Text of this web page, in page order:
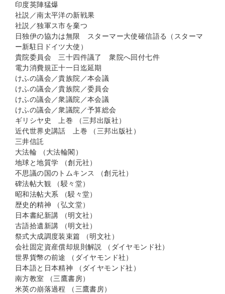
印度英陣猛爆
社説／南太平洋の新戦果
社説／独軍ス市を棄つ
日独伊の協力は無限 スターマー大使確信語る（スターマ
ー新駐日ドイツ大使）
貴院委員会 三十四件議了 衆院へ回付七件
電力消費規正十一日迄延期
けふの議会／貴族院／本会議
けふの議会／貴族院／委員会
けふの議会／衆議院／本会議
けふの議会／衆議院／予算総会
ギリシヤ史 上巻 （三邦出版社）
近代世界史講話 上巻 （三邦出版社）
三井信託
大法輪 （大法輪閣）
地球と地質学 （創元社）
不思議の国のトムキンス （創元社）
碑法帖大観 （駸々堂）
昭和法帖大系 （駸々堂）
歴史的精神 （弘文堂）
日本書紀新講 （明文社）
古語拾遺新講 （明文社）
祭式大成調度装束篇 （明文社）
会社固定資産償却規則解説 （ダイヤモンド社）
世界貨幣の前途 （ダイヤモンド社）
日本語と日本精神 （ダイヤモンド社）
南方教室 （三鷹書房）
米英の崩落過程 （三鷹書房）